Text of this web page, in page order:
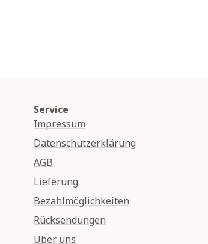
Service
Impressum
Datenschutzerklärung
AGB
Lieferung
Bezahlmöglichkeiten
Rücksendungen
Über uns